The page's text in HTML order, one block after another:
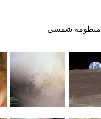
منظومه شمسی